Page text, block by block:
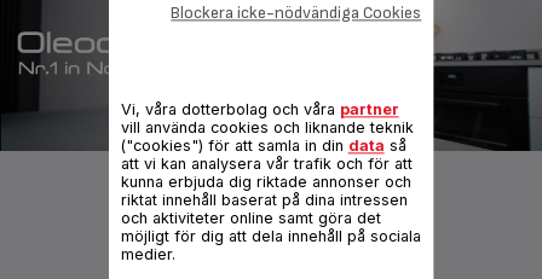
Vi, våra dotterbolag och våra partner
vill använda cookies och liknande teknik
("cookies") för att samla in din data så
att vi kan analysera vår trafik och för att
kunna erbjuda dig riktade annonser och
riktat innehåll baserat på dina intressen
och aktiviteter online samt göra det
möjligt för dig att dela innehåll på sociala
medier.
Blockera icke-nödvändiga Cookies